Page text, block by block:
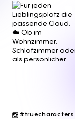
#truecharacters